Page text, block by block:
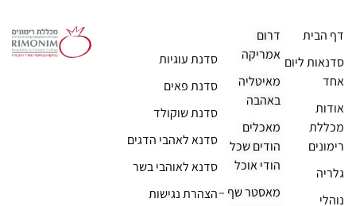
דף הבית
סדנאות ליום
אחד
אודות
מכללת
רימונים
גלריה
נוהלי
דרום
אמריקה
מאיטליה
באהבה
מאכלים
הודים שכל
הודי אוכל
מאסטר שף –
סדנת עוגיות
סדנת פאים
סדנת שוקולד
סדנא לאהבי הדגים
סדנא לאוהבי בשר
הצהרת נגישות